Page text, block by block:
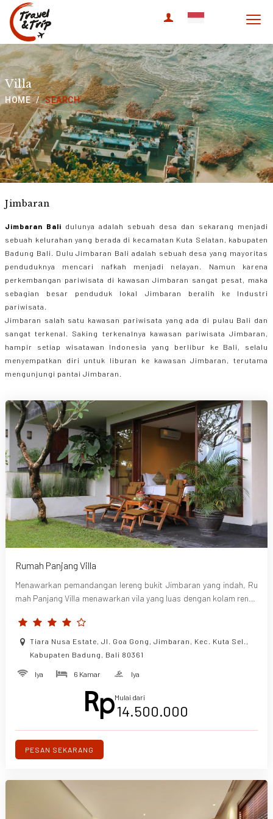
travel & trip
Villa
HOME SEARCH
Jimbaran
Jimbaran Bali dulunya adalah sebuah desa dan sekarang menjadi
sebuah kelurahan yang berada di kecamatan Kuta Selatan, kabupaten
Badung Bali. Dulu Jimbaran Bali adalah sebuah desa yang mayoritas
penduduknya mencari nafkah menjadi nelayan. Namun karena
perkembangan pariwisata di kawasan Jimbaran sangat pesat, maka
sebagian besar penduduk lokal Jimbaran beralih ke Industri
pariwisata.
Jimbaran salah satu kawasan pariwisata yang ada di pulau Bali dan
sangat terkenal. Saking terkenalnya kawasan pariwisata Jimbaran,
hampir setiap wisatawan Indonesia yang berlibur ke Bali, selalu
menyempatkan diri untuk liburan ke kawasan Jimbaran, terutama
mengunjungi pantai Jimbaran.
Rumah Panjang Villa
Menawarkan pemandangan lereng bukit Jimbaran yang indah, Ru
mah Panjang Villa menawarkan vila yang luas dengan kolam renan
rmasuk spa, gym, pojok anak-anak, dan teater pribadi. Properti d
apat mengatur berbagai kegiatan seperti pelajaran tari Bali, kelas
memasak, dan kompetisi layang-layang.
Tiara Nusa Estate, Jl. Goa Gong, Jimbaran, Kec. Kuta Sel.,
Kabupaten Badung, Bali 80361
Iya 6 Kamar Iya
Mulai dari
14.500.000
PESAN SEKARANG